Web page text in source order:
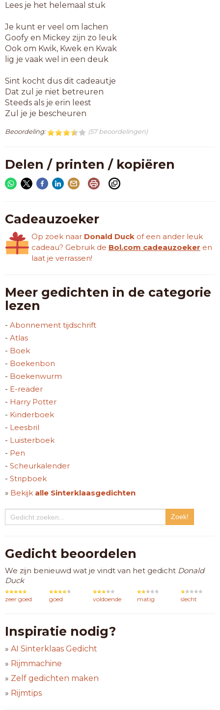
Lees je het helemaal stuk
Je kunt er veel om lachen
Goofy en Mickey zijn zo leuk
Ook om Kwik, Kwek en Kwak
lig je vaak wel in een deuk
Sint kocht dus dit cadeautje
Dat zul je niet betreuren
Steeds als je erin leest
Zul je je bescheuren
Beoordeling: (57 beoordelingen)
Delen / printen / kopiëren
Cadeauzoeker
Op zoek naar Donald Duck of een ander leuk
cadeau? Gebruik de Bol.com cadeauzoeker en
laat je verrassen!
Meer gedichten in de categorie
lezen
- Abonnement tijdschrift
- Atlas
- Boek
- Boekenbon
- Boekenwurm
- E-reader
- Harry Potter
- Kinderboek
- Leesbril
- Luisterboek
- Pen
- Scheurkalender
- Stripboek
» Bekijk alle Sinterklaasgedichten
Gedicht beoordelen
We zijn benieuwd wat je vindt van het gedicht Donald
Duck
zeer goed goed voldoende matig slecht
Inspiratie nodig?
» AI Sinterklaas Gedicht
» Rijmmachine
» Zelf gedichten maken
» Rijmtips